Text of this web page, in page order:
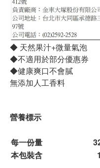
◆ 天然果汁+微量氣泡
◆不適用於部分優惠券
◆健康爽口不會膩
無添加人工香料
營養標示
每一份量
本包裝含
1